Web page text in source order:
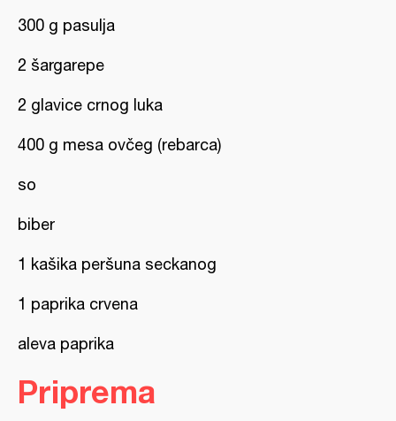
300 g pasulja
2 šargarepe
2 glavice crnog luka
400 g mesa ovčeg (rebarca)
so
biber
1 kašika peršuna seckanog
1 paprika crvena
aleva paprika
Priprema